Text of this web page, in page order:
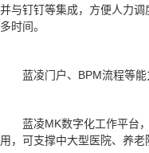
并与钉钉等集成，方便人力
多时间。
蓝凌门户、BPM流程等
蓝凌MK数字化工作平台
用，可支撑中大型医院、养